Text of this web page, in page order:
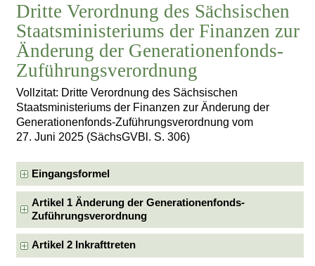
Dritte Verordnung des Sächsischen
Staatsministeriums der Finanzen zur
Änderung der Generationenfonds-
Zuführungsverordnung
Vollzitat: Dritte Verordnung des Sächsischen
Staatsministeriums der Finanzen zur Änderung der
Generationenfonds-Zuführungsverordnung vom
27. Juni 2025 (SächsGVBl. S. 306)
Eingangsformel
Artikel 1 Änderung der Generationenfonds-
Zuführungsverordnung
Artikel 2 Inkrafttreten